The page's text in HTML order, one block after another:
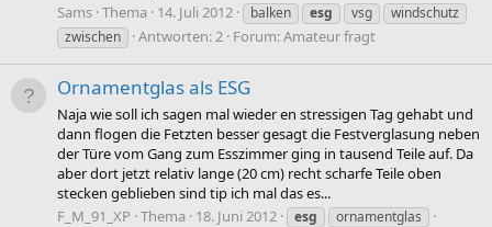
Sams Thema 14. Juli 2012 balken esg vsg
windschutz
zwischen
Antworten: 2 Forum:Amateur fragt
Ornamentglas als ESG
Naja wie soll ich sagen mal wieder en stressigen Tag gehabt und
dann flogen die Fetzten besser gesagt die Festverglasung neben
der Türe vom Gang zum Esszimmer ging in tausend Teile auf. Da
aber dort jetzt relativ lange (20 cm) recht scharfe Teile oben
stecken geblieben sind tip ich mal das es...
F_M_91_XP Thema 18. Juni 2012 esg ornamentglas